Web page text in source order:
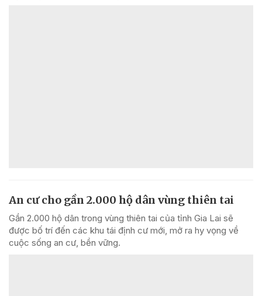
An cư cho gần 2.000 hộ dân vùng thiên tai
Gần 2.000 hộ dân trong vùng thiên tai của tỉnh Gia Lai sẽ
được bố trí đến các khu tái định cư mới, mở ra hy vọng về
cuộc sống an cư, bền vững.